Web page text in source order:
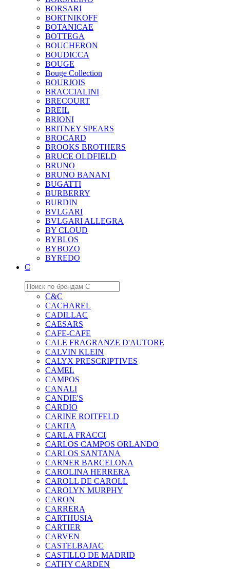
BORSARI
BORTNIKOFF
BOTANICAE
BOTTEGA
BOUCHERON
BOUDICCA
BOUGE
Bouge Collection
BOURJOIS
BRACCIALINI
BRECOURT
BREIL
BRIONI
BRITNEY SPEARS
BROCARD
BROOKS BROTHERS
BRUCE OLDFIELD
BRUNO
BRUNO BANANI
BUGATTI
BURBERRY
BURDIN
BVLGARI
BVLGARI ALLEGRA
BY CLOUD
BYBLOS
BYBOZO
BYREDO
C
C&C
CACHAREL
CADILLAC
CAESARS
CAFE-CAFE
CALE FRAGRANZE D'AUTORE
CALVIN KLEIN
CALYX PRESCRIPTIVES
CAMEL
CAMPOS
CANALI
CANDIE'S
CARDIO
CARINE ROITFELD
CARITA
CARLA FRACCI
CARLOS CAMPOS ORLANDO
CARLOS SANTANA
CARNER BARCELONA
CAROLINA HERRERA
CAROLL DE CAROLL
CAROLYN MURPHY
CARON
CARRERA
CARTHUSIA
CARTIER
CARVEN
CASTELBAJAC
CASTILLO DE MADRID
CATHY CARDEN